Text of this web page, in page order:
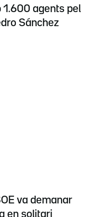
1.600 agents pel
Sánchez
va demanar
en solitari